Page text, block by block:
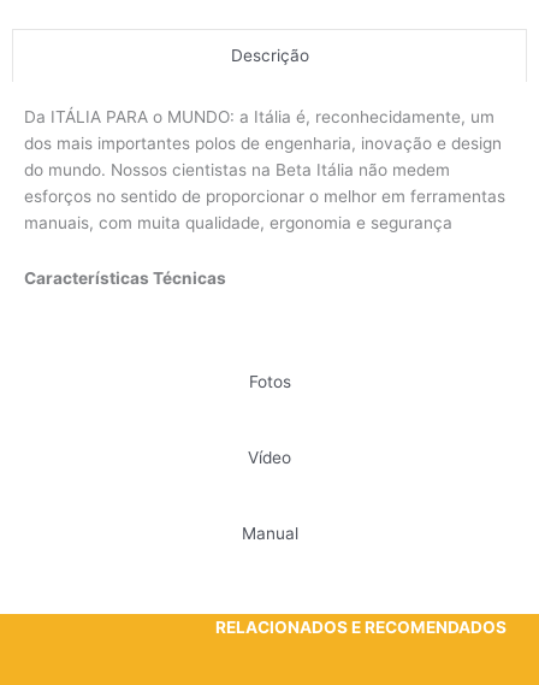
Descrição
Fotos
Vídeo
Manual
Da ITÁLIA PARA o MUNDO: a Itália é, reconhecidamente, um
dos mais importantes polos de engenharia, inovação e design
do mundo. Nossos cientistas na Beta Itália não medem
esforços no sentido de proporcionar o melhor em ferramentas
manuais, com muita qualidade, ergonomia e segurança
Características Técnicas
RELACIONADOS E RECOMENDADOS